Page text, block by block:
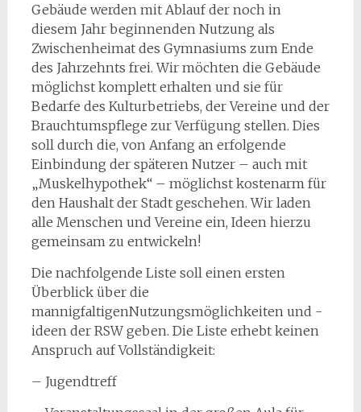
Gebäude werden mit Ablauf der noch in
diesem Jahr beginnenden Nutzung als
Zwischenheimat des Gymnasiums zum Ende
des Jahrzehnts frei. Wir möchten die Gebäude
möglichst komplett erhalten und sie für
Bedarfe des Kulturbetriebs, der Vereine und der
Brauchtumspflege zur Verfügung stellen. Dies
soll durch die, von Anfang an erfolgende
Einbindung der späteren Nutzer – auch mit
„Muskelhypothek“ – möglichst kostenarm für
den Haushalt der Stadt geschehen. Wir laden
alle Menschen und Vereine ein, Ideen hierzu
gemeinsam zu entwickeln!
Die nachfolgende Liste soll einen ersten
Überblick über die
mannigfaltigenNutzungsmöglichkeiten und -
ideen der RSW geben. Die Liste erhebt keinen
Anspruch auf Vollständigkeit:
– Jugendtreff